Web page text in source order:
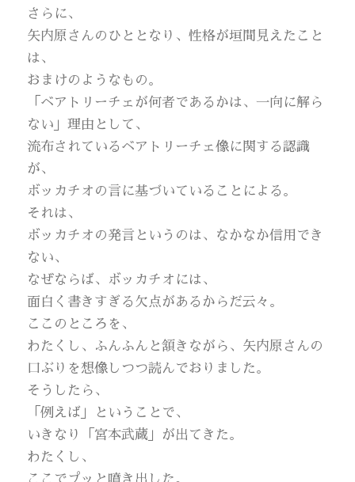
さらに、
矢内原さんのひととなり、性格が垣間見えたこと
は、
おまけのようなもの。
「ベアトリーチェが何者であるかは、一向に解ら
ない」理由として、
流布されているベアトリーチェ像に関する認識
が、
ボッカチオの言に基づいていることによる。
それは、
ボッカチオの発言というのは、なかなか信用でき
ない、
なぜならば、ボッカチオには、
面白く書きすぎる欠点があるからだ云々。
ここのところを、
わたくし、ふんふんと頷きながら、矢内原さんの
口ぶりを想像しつつ読んでおりました。
そうしたら、
「例えば」ということで、
いきなり「宮本武蔵」が出てきた。
わたくし、
ここでプッと噴き出した。